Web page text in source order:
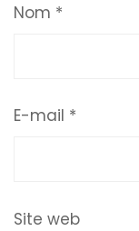
Nom *
E-mail *
Site web